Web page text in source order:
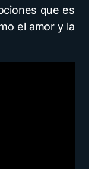
que es
el amor y la